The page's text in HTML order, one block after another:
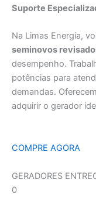
Suporte
Na Limas Energia,
seminovos
desempenho.
potências para
demandas.
adquirir o gerador
COMPRE AGORA
GERADORES
0